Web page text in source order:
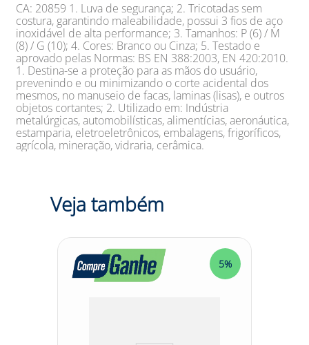
CA: 20859 1. Luva de segurança; 2. Tricotadas sem
costura, garantindo maleabilidade, possui 3 fios de aço
inoxidável de alta performance; 3. Tamanhos: P (6) / M
(8) / G (10); 4. Cores: Branco ou Cinza; 5. Testado e
aprovado pelas Normas: BS EN 388:2003, EN 420:2010.
1. Destina-se a proteção para as mãos do usuário,
prevenindo e ou minimizando o corte acidental dos
mesmos, no manuseio de facas, laminas (lisas), e outros
objetos cortantes; 2. Utilizado em: Indústria
metalúrgicas, automobilísticas, alimentícias, aeronáutica,
estamparia, eletroeletrônicos, embalagens, frigoríficos,
agrícola, mineração, vidraria, cerâmica.
Veja também
5%